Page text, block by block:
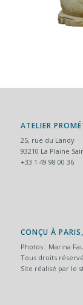
ATELIER
25, rue du Landy
93210 La Plaine
+33 1 49 98 00 36
CONÇU À
Photos : Marina
Tous droits
Site réalisé par le